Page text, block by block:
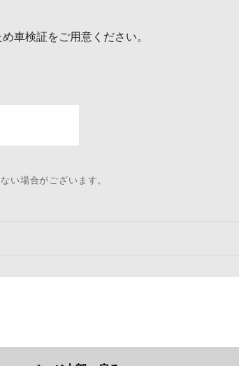
車検証をご用意ください。
い場合がございます。